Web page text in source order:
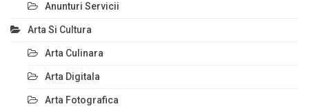
Anunturi Servicii
Arta Si Cultura
Arta Culinara
Arta Digitala
Arta Fotografica